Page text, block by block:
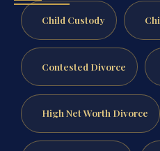
Child Custody
Contested Divorce
High Net Worth Divorce